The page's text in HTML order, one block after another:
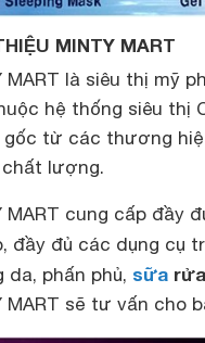
MINTY MART
MART là siêu thị mỹ
hệ thống siêu thị
gốc từ các thương
lượng.
MART cung cấp đầy
đầy đủ các dụng cụ
da, phấn phủ, sữa
MART sẽ tư vấn cho